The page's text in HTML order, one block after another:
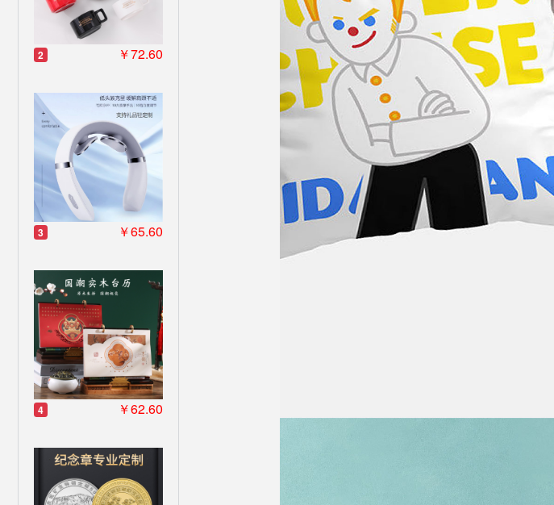
2 ￥72.60
3 ￥65.60
4 ￥62.60